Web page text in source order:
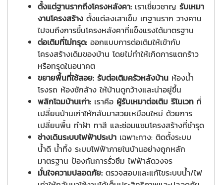
ตั้งแต่ฐานรากถึงโครงหลังคา: เราเชี่ยวชาญ รับเหมา
งานโครงสร้าง ตั้งแต่ลงเสาเข็ม เทฐานราก วางคาน
ไปจนถึงการขึ้นโครงหลังคาที่แข็งแรงได้มาตรฐาน
ต่อเติมที่ไม่ทรุด: ออกแบบการต่อเติมให้เข้ากับ
โครงสร้างเดิมของบ้าน โดยไม่ทำให้เกิดการแตกร้าว
หรือทรุดในอนาคต
ขยายพื้นที่ใช้สอย: รับต่อเติมครัวหลังบ้าน ห้องน้ำ
โรงรถ ห้องซักล้าง ให้บ้านดูกว้างและน่าอยู่ขึ้น
พลิกโฉมบ้านเก่า: เราคือ ผู้รับเหมาต่อเติม รีโนเวท ที่
เปลี่ยนบ้านเก่าให้กลับมาสวยเหมือนใหม่ ด้วยการ
เปลี่ยนพื้น ทำฝ้า ทาสี และซ่อมแซมโครงสร้างที่ชำรุด
ช่างเดินระบบไฟฟ้าประปา เฉพาะทาง: ติดตั้งระบบ
น้ำดี น้ำทิ้ง ระบบไฟฟ้าภายในบ้านอย่างถูกหลัก
มาตรฐาน ป้องกันการรั่วซึม ไฟฟ้าลัดวงจร
มั่นใจความปลอดภัย: ตรวจสอบและแก้ไขระบบน้ำ/ไฟ